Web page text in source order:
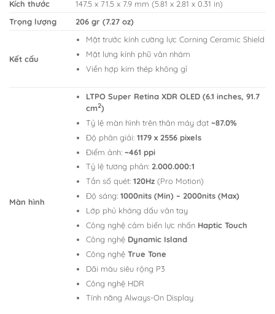
Kích thước
147.5 x 71.5 x 7.9 mm (5.81 x 2.81 x 0.31 in)
Trọng lượng
206 gr (7.27 oz)
Kết cấu
Mặt trước kính cường lực Corning Ceramic Shield
Mặt lưng kính phũ vân nhám
Viền hợp kim thép không gỉ
Màn hình
LTPO Super Retina XDR OLED (6.1 inches, 91.7
cm2)
Tỷ lệ màn hình trên thân máy đạt~87.0%
Độ phân giải:1179 x 2556 pixels
Điểm ảnh:~461 ppi
Tỷ lệ tương phản:2.000.000:1
Tần số quét:120Hz (Pro Motion)
Độ sáng:1000nits (Min) – 2000nits (Max)
Lớp phủ kháng dấu vân tay
Công nghệ cảm biến lực nhấn Haptic Touch
Công nghệ Dynamic Island
Công nghệTrue Tone
Dãi màu siêu rộng P3
Công nghệ HDR
Tính năng Always-On Display